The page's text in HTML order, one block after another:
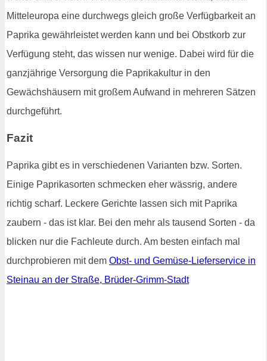
Mitteleuropa eine durchwegs gleich große Verfügbarkeit an
Paprika gewährleistet werden kann und bei Obstkorb zur
Verfügung steht, das wissen nur wenige. Dabei wird für die
ganzjährige Versorgung die Paprikakultur in den
Gewächshäusern mit großem Aufwand in mehreren Sätzen
durchgeführt.
Fazit
Paprika gibt es in verschiedenen Varianten bzw. Sorten.
Einige Paprikasorten schmecken eher wässrig, andere
richtig scharf. Leckere Gerichte lassen sich mit Paprika
zaubern - das ist klar. Bei den mehr als tausend Sorten - da
blicken nur die Fachleute durch. Am besten einfach mal
durchprobieren mit dem Obst- und Gemüse-Lieferservice in
Steinau an der Straße, Brüder-Grimm-Stadt